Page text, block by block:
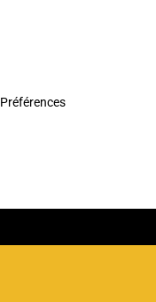
Préférences